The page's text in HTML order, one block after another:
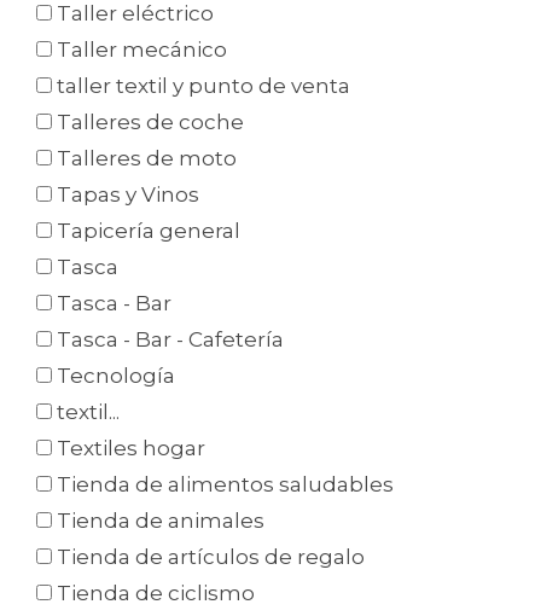
Taller eléctrico
Taller mecánico
taller textil y punto de venta
Talleres de coche
Talleres de moto
Tapas y Vinos
Tapicería general
Tasca
Tasca - Bar
Tasca - Bar - Cafetería
Tecnología
textil...
Textiles hogar
Tienda de alimentos saludables
Tienda de animales
Tienda de artículos de regalo
Tienda de ciclismo